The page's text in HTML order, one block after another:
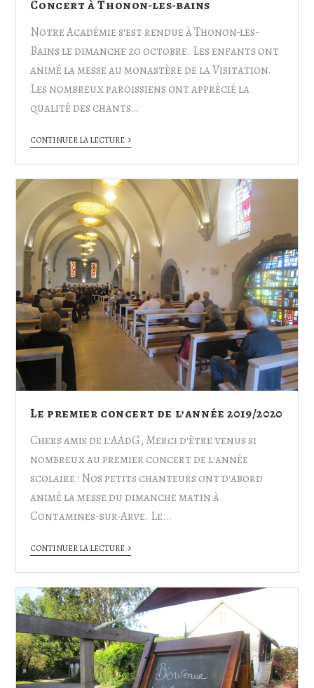
Concert à Thonon-les-bains
Notre Académie s'est rendue à Thonon-les-
Bains le dimanche 20 octobre. Les enfants ont
animé la messe au monastère de la Visitation.
Les nombreux paroissiens ont apprécié la
qualité des chants…
CONTINUER LA LECTURE
Le premier concert de l’année 2019/2020
Chers amis de l'AAdG, Merci d'être venus si
nombreux au premier concert de l'année
scolaire ! Nos petits chanteurs ont d'abord
animé la messe du dimanche matin à
Contamines-sur-Arve. Le…
CONTINUER LA LECTURE